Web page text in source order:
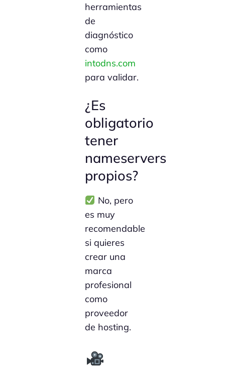
herramientas
de
diagnóstico
como
intodns.com
para validar.
¿Es
obligatorio
tener
nameservers
propios?
No, pero
es muy
recomendable
si quieres
crear una
marca
profesional
como
proveedor
de hosting.